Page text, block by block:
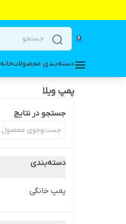
دسته‌بندی محصولاتخانه
پمپ ویلا
جستجو در نتایج
دسته‌بندی
پمپ خانگی